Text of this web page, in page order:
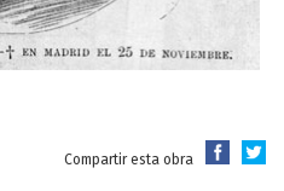
Compartir esta obra